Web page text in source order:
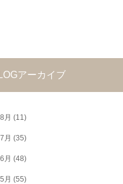
アーカイブ
月 (11)
月 (35)
月 (48)
月 (55)